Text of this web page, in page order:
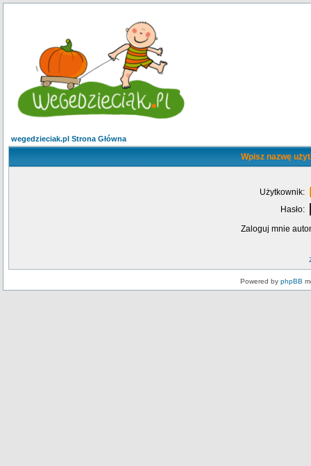
wegedzieciak.pl Strona Główna
Wpisz nazwę
Użytkownik:
Hasło:
Zaloguj mnie
Powered by phpBB